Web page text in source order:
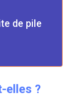
de pile
elles ?